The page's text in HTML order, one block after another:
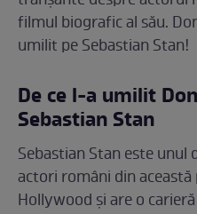
filmul biografic al său.
umilit pe Sebastian Stan!
De ce l-a umilit
Sebastian Stan
Sebastian Stan este unul
actori români din
Hollywood și are o